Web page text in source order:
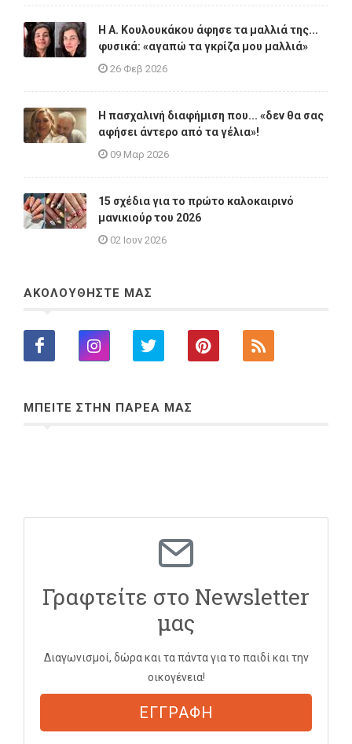
Η A. Κουλουκάκου άφησε τα μαλλιά της...
φυσικά: «αγαπώ τα γκρίζα μου μαλλιά»
26 Φεβ 2026
Η πασχαλινή διαφήμιση που... «δεν θα σας
αφήσει άντερο από τα γέλια»!
09 Μαρ 2026
15 σχέδια για το πρώτο καλοκαιρινό
μανικιούρ του 2026
02 Ιουν 2026
ΑΚΟΛΟΥΘΗΣΤΕ ΜΑΣ
ΜΠΕΙΤΕ ΣΤΗΝ ΠΑΡΕΑ ΜΑΣ
Γραφτείτε στο Newsletter
μας
Διαγωνισμοί, δώρα και τα πάντα για το παιδί και την
οικογένεια!
ΕΓΓΡΑΦΗ